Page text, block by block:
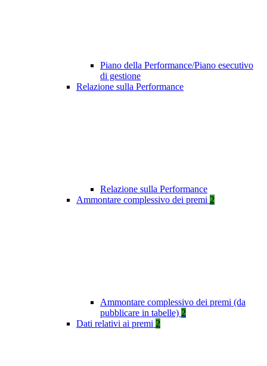
Piano della Performance/Piano esecutivo
di gestione
Relazione sulla Performance
Relazione sulla Performance
Ammontare complessivo dei premi 2
Ammontare complessivo dei premi (da
pubblicare in tabelle) 2
Dati relativi ai premi 2